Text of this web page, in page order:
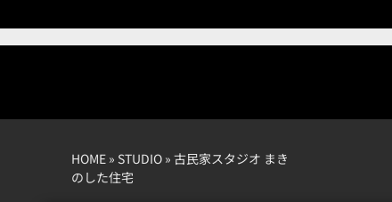
HOME » STUDIO » 古民家スタジオ まき
のした住宅